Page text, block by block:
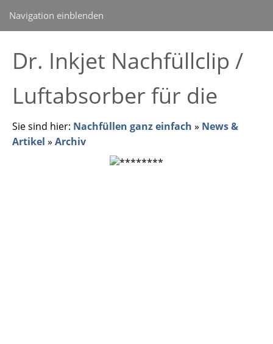
Navigation einblenden
Dr. Inkjet Nachfüllclip /
Luftabsorber für die
Sie sind hier: Nachfüllen ganz einfach » News &
Artikel » Archiv